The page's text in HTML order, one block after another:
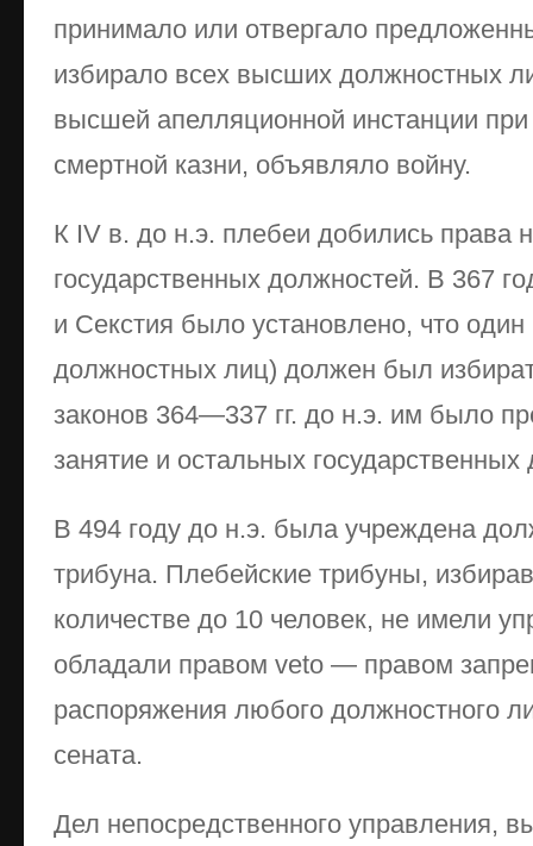
принимало или отвергало
избирало всех высших должностных
высшей апелляционной инстанции
смертной казни, объявляло войну.
К IV в. до н.э. плебеи добились права
государственных должностей. В 367
и Секстия было установлено, что
должностных лиц) должен был
законов 364—337 гг. до н.э. им было
занятие и остальных
В 494 году до н.э. была учреждена
трибуна. Плебейские трибуны,
количестве до 10 человек, не имели
обладали правом veto — правом
распоряжения любого должностного
сената.
Дел непосредственного управления,